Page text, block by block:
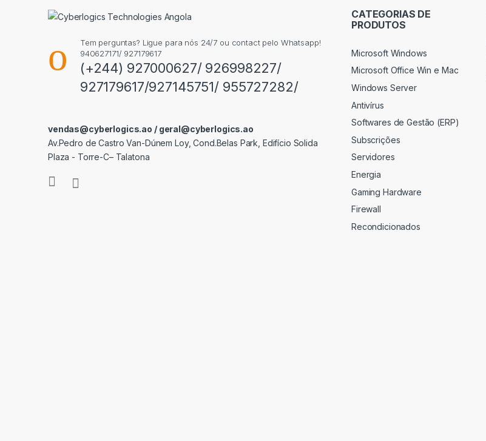
Tem perguntas? Ligue para nós 24/7 ou contact pelo Whatsapp!
940627171/ 927179617
(+244) 927000627/ 926998227/
927179617/927145751/ 955727282/
vendas@cyberlogics.ao / geral@cyberlogics.ao
Av.Pedro de Castro Van-Dúnem Loy, Cond.Belas Park, Edifício Solida
Plaza - Torre-C– Talatona
CATEGORIAS DE
PRODUTOS
Microsoft Windows
Microsoft Office Win e Mac
Windows Server
Antivírus
Softwares de Gestão (ERP)
Subscrições
Servidores
Energia
Gaming Hardware
Firewall
Recondicionados